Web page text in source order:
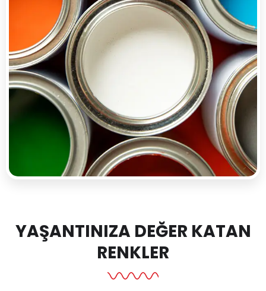
YAŞANTINIZA DEĞER KATAN
RENKLER